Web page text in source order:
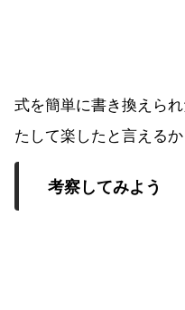
式を簡単に書き換えら
たして楽したと言える
考察してみよう